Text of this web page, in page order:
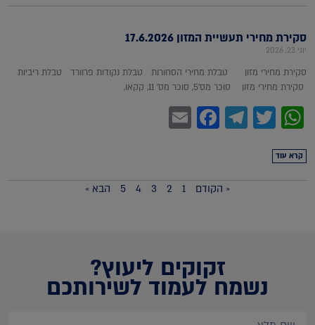
סקירת מחירי תעשיית המזון 17.6.2026
יוני 23, 2026
סקירת מחירי מזון טבלת מחירי הסחורות טבלת נקודות פרוורד טבלת ריביות
סקירת מחירי מזון סוכר מס'5, סוכר מס' 11, קקאו,
WhatsApp
Twitter
Telegram
Facebook
קרא עוד
« הקודם 1
2
3
4
5 הבא »
זקוקים ליעוץ?
נשמח לעמוד לשירותכם